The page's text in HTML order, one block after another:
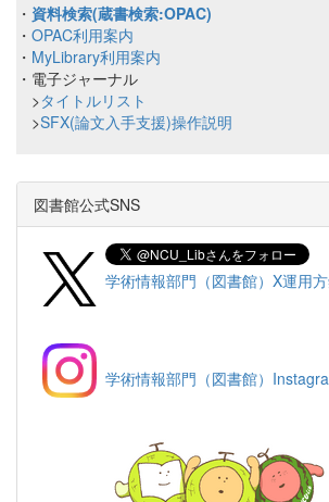
・ 資料検索(蔵書検索:OPAC)
・ OPAC利用案内
・ MyLibrary利用案内
・電子ジャーナル
>タイトルリスト
>SFX(論文入手支援)操作説明
図書館公式SNS
学術情報部門（図書館）X運用
学術情報部門（図書館）